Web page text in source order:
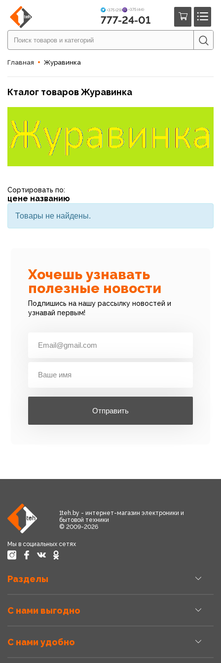
+375 (29) +375 (44)
777-24-01
Главная Журавинка
Кталог товаров Журавинка
Сортировать по:
цене названию
Товары не найдены.
Хочешь узнавать
полезные новости
Подпишись на нашу рассылку новостей и
узнавай первым!
Отправить
1teh.by - интернет-магазин электроники и
бытовой техники
© 2009-2026
Мы в социальных сетях
Разделы
С нами выгодно
С нами удобно